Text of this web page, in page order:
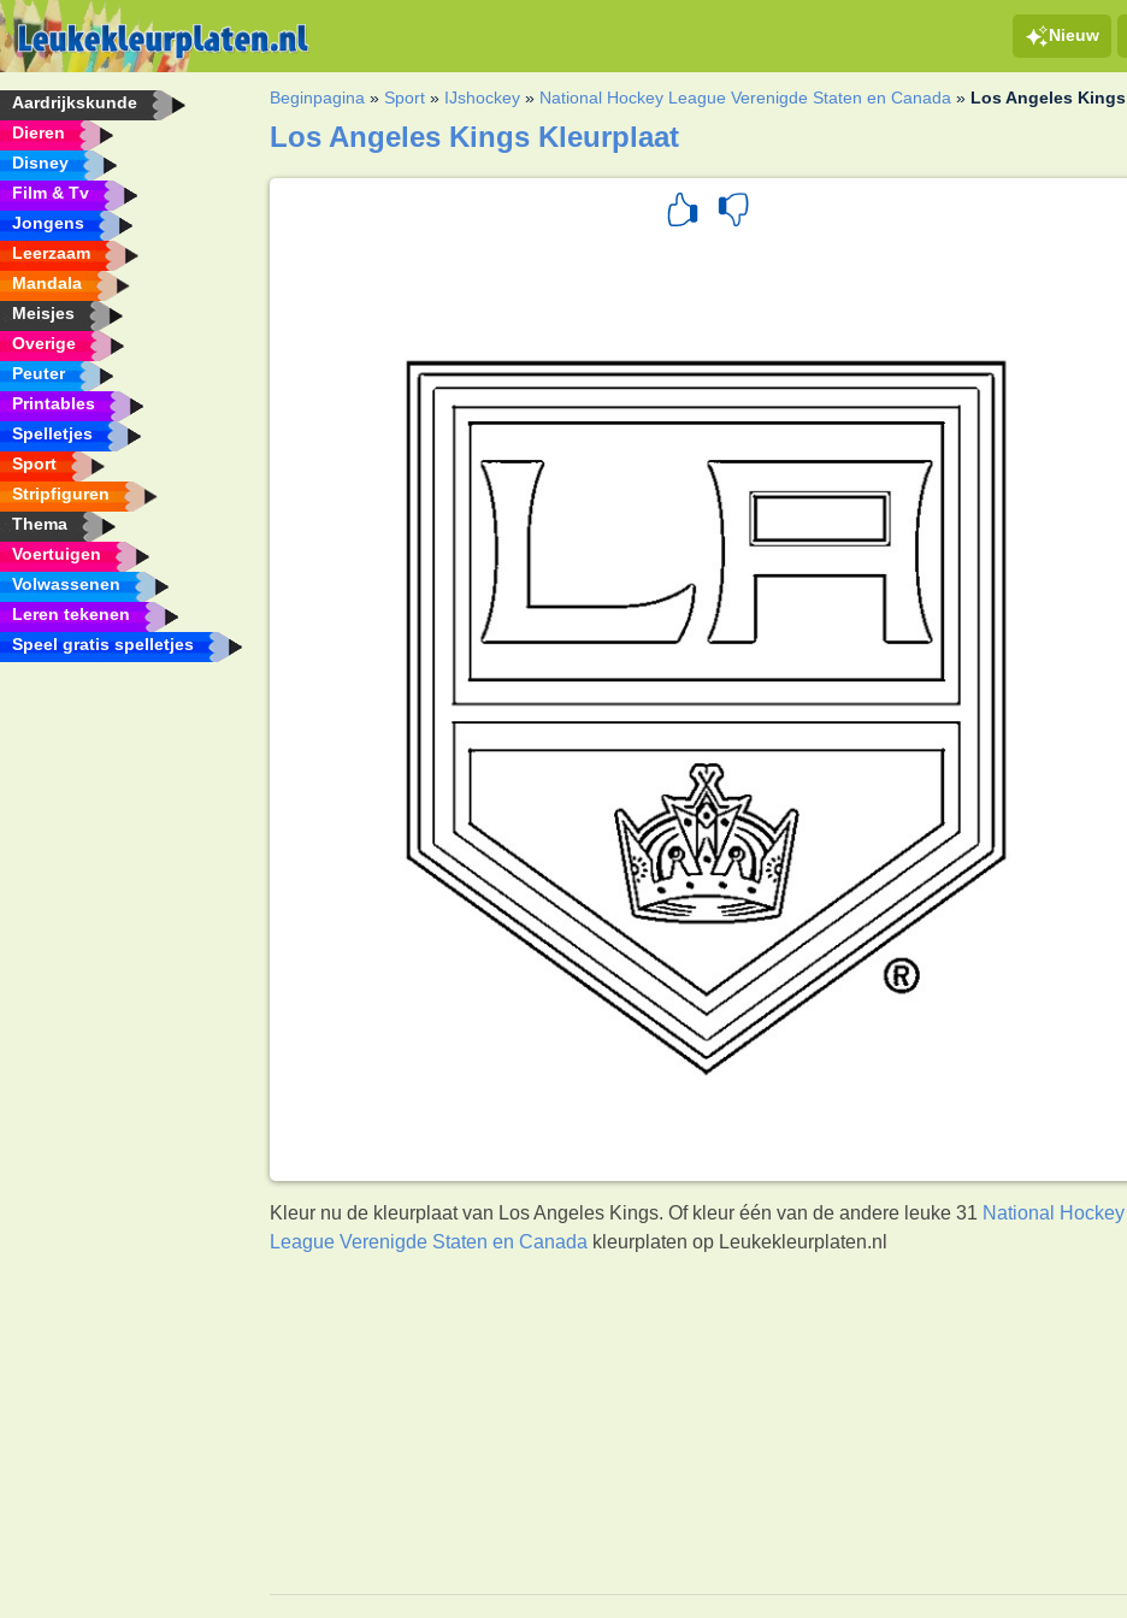
Nieuw
Aardrijkskunde
Dieren
Disney
Film & Tv
Jongens
Leerzaam
Mandala
Meisjes
Overige
Peuter
Printables
Spelletjes
Sport
Stripfiguren
Thema
Voertuigen
Volwassenen
Leren tekenen
Speel gratis spelletjes
Beginpagina » Sport » IJshockey » National Hockey League Verenigde Staten en Canada » Los Angeles Kings
Los Angeles Kings Kleurplaat
Kleur nu de kleurplaat van Los Angeles Kings. Of kleur één van de andere leuke 31 National Hockey
League Verenigde Staten en Canada kleurplaten op Leukekleurplaten.nl